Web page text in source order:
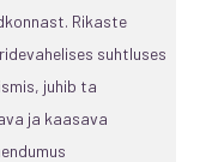
Rikaste
suhtluses
juhib ta
ja kaasava